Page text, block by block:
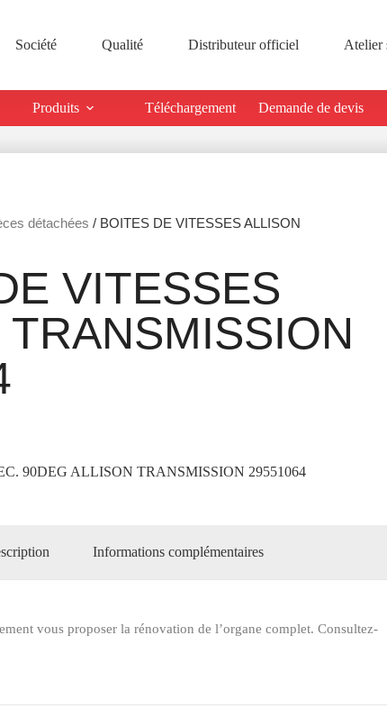
Société Qualité Distributeur officiel Atelier
Produits Téléchargement Demande de devis
détachées / BOITES DE VITESSES ALLISON
VITESSES
90DEG ALLISON TRANSMISSION 29551064
Informations complémentaires
vous proposer la rénovation de l’organe complet. Consultez-